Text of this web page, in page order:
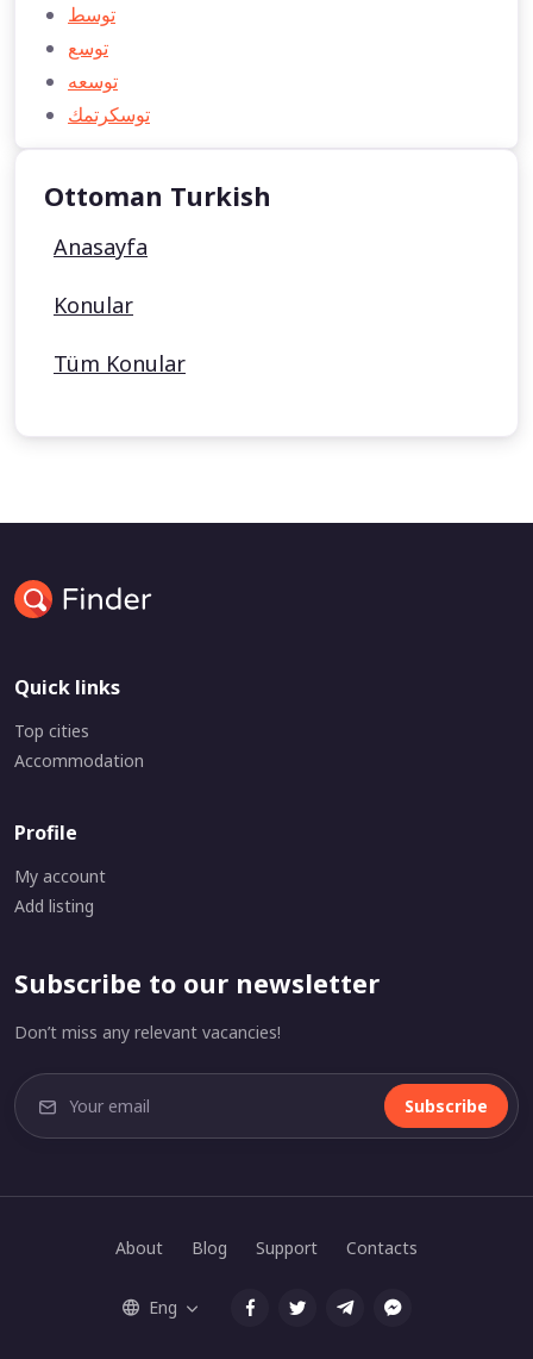
توسط
توسع
توسعه
توسكرتمك
Ottoman Turkish
Anasayfa
Konular
Tüm Konular
Quick links
Top cities
Accommodation
Profile
My account
Add listing
Subscribe to our newsletter
Don’t miss any relevant vacancies!
Subscribe
About Blog Support Contacts
Eng